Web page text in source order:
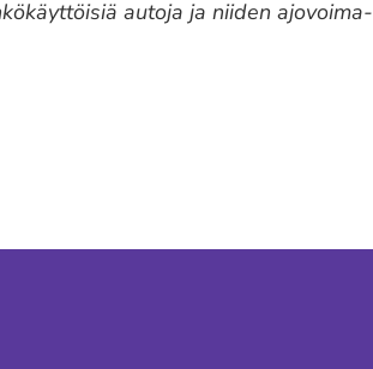
autoja ja niiden ajovoima-